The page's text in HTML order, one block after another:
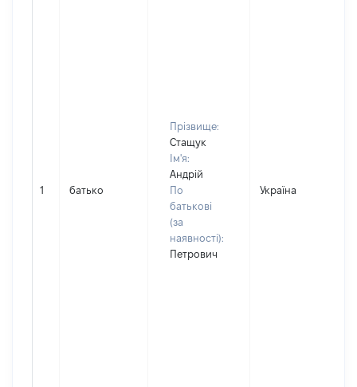
1 батько
Прізвище:
Стащук
Ім'я:
Андрій
По
батькові
(за
наявності):
Петрович
Україна